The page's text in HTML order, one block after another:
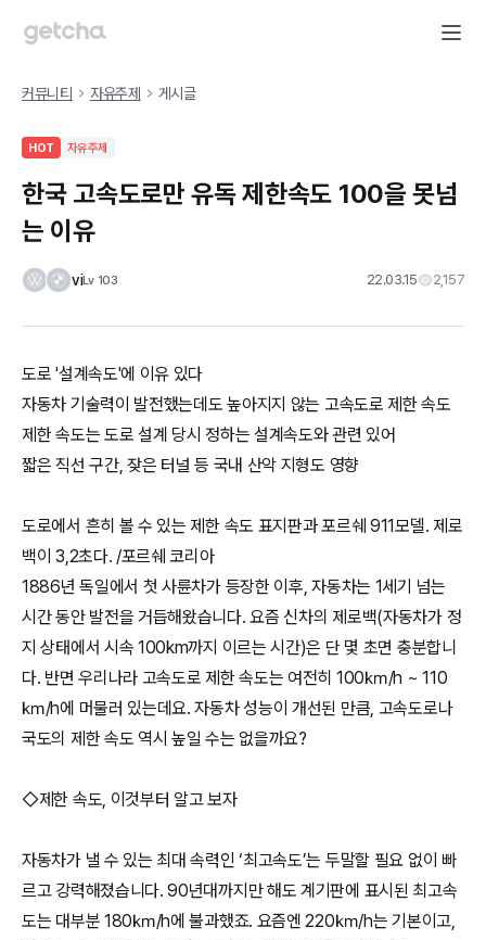
커뮤니티 자유주제 게시글
HOT 자유주제
한국 고속도로만 유독 제한속도 100을 못넘
는 이유
viLv 103 22.03.15 2,157
도로 '설계속도'에 이유 있다
자동차 기술력이 발전했는데도 높아지지 않는 고속도로 제한 속도
제한 속도는 도로 설계 당시 정하는 설계속도와 관련 있어
짧은 직선 구간, 잦은 터널 등 국내 산악 지형도 영향
도로에서 흔히 볼 수 있는 제한 속도 표지판과 포르쉐 911모델. 제로
백이 3,2초다. /포르쉐 코리아
1886년 독일에서 첫 사륜차가 등장한 이후, 자동차는 1세기 넘는
시간 동안 발전을 거듭해왔습니다. 요즘 신차의 제로백(자동차가 정
지 상태에서 시속 100km까지 이르는 시간)은 단 몇 초면 충분합니
다. 반면 우리나라 고속도로 제한 속도는 여전히 100㎞/h ~ 110
㎞/h에 머물러 있는데요. 자동차 성능이 개선된 만큼, 고속도로나
국도의 제한 속도 역시 높일 수는 없을까요?
◇제한 속도, 이것부터 알고 보자
자동차가 낼 수 있는 최대 속력인 ‘최고속도’는 두말할 필요 없이 빠
르고 강력해졌습니다. 90년대까지만 해도 계기판에 표시된 최고속
도는 대부분 180㎞/h에 불과했죠. 요즘엔 220㎞/h는 기본이고,